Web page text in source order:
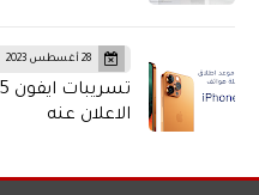
28 أغسطس 2023
الاعلان عنه